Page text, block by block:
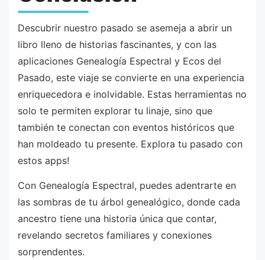
Descubrir nuestro pasado se asemeja a abrir un
libro lleno de historias fascinantes, y con las
aplicaciones Genealogía Espectral y Ecos del
Pasado, este viaje se convierte en una experiencia
enriquecedora e inolvidable. Estas herramientas no
solo te permiten explorar tu linaje, sino que
también te conectan con eventos históricos que
han moldeado tu presente. Explora tu pasado con
estos apps!
Con Genealogía Espectral, puedes adentrarte en
las sombras de tu árbol genealógico, donde cada
ancestro tiene una historia única que contar,
revelando secretos familiares y conexiones
sorprendentes.